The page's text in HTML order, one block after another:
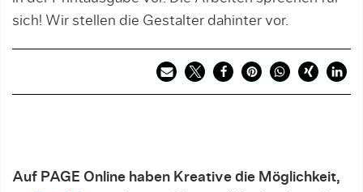
sich! Wir stellen die Gestalter dahinter vor.
Auf PAGE Online haben Kreative die Möglichkeit,